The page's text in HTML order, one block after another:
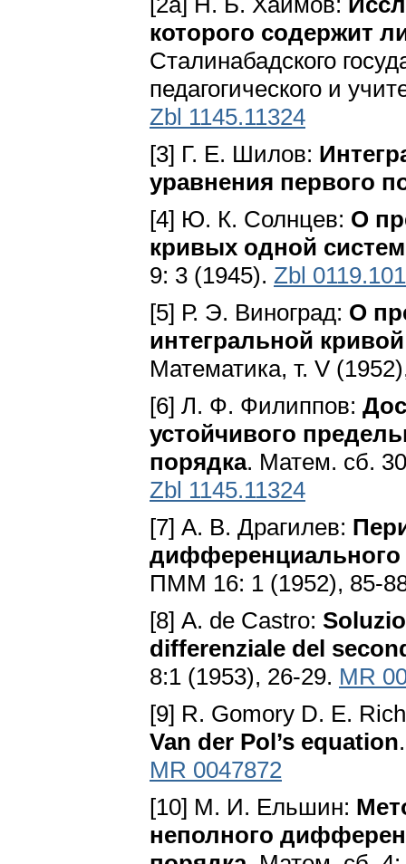
которого содержит
Сталинабадского
педагогического и
Zbl 1145.11324
[3] Г. Е. Шилов:
уравнения первого
[4] Ю. К. Солнцев: О
кривых одной
9: 3 (1945). Zbl
[5] Р. Э. Виноград: О
интегральной кривой
Математика, т. V
[6] Л. Ф. Филиппов:
устойчивого
порядка. Матем. сб.
Zbl 1145.11324
[7] А. В. Драгилев:
дифференциального
ПММ 16: 1 (1952), 85-
[8] А. de Castro:
differenziale del
8:1 (1953), 26-29. MR
[9] R. Gomory D. E.
Van der Pol’s equation
MR 0047872
[10] М. И. Ельшин:
неполного